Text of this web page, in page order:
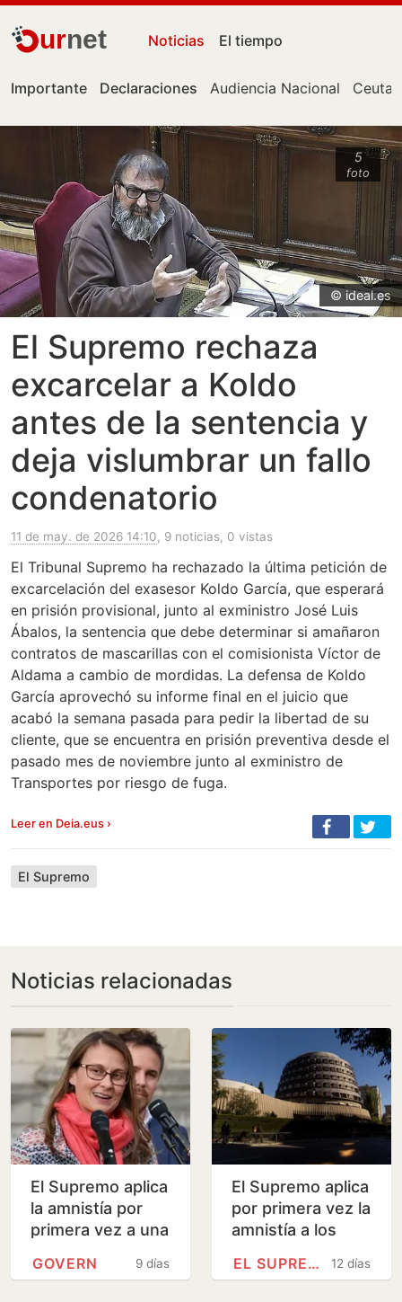
urnet Noticias El tiempo
Importante Declaraciones Audiencia Nacional Ceuta
5
foto
© ideal.es
El Supremo rechaza
excarcelar a Koldo
antes de la sentencia y
deja vislumbrar un fallo
condenatorio
11 de may. de 2026 14:10, 9 noticias, 0 vistas
El Tribunal Supremo ha rechazado la última petición de
excarcelación del exasesor Koldo García, que esperará
en prisión provisional, junto al exministro José Luis
Ábalos, la sentencia que debe determinar si amañaron
contratos de mascarillas con el comisionista Víctor de
Aldama a cambio de mordidas. La defensa de Koldo
García aprovechó su informe final en el juicio que
acabó la semana pasada para pedir la libertad de su
cliente, que se encuentra en prisión preventiva desde el
pasado mes de noviembre junto al exministro de
Transportes por riesgo de fuga.
Leer en Deia.eus ›
El Supremo
Noticias relacionadas
El Supremo aplica
la amnistía por
primera vez a una
Govern que
9 días
GOVERN
El Supremo aplica
por primera vez la
amnistía a los
desobediencia12 días
EL SUPREMO